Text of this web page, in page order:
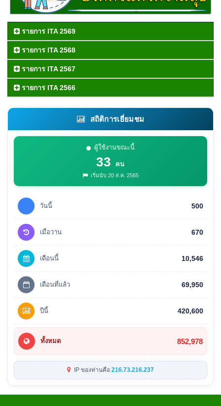
รายการ ITA 2569
รายการ ITA 2568
รายการ ITA 2567
รายการ ITA 2566
สถิติการเยี่ยมชม
ผู้ใช้งานขณะนี้
33 คน
เริ่มนับ 20 ส.ค. 2565
วันนี้ 500
เมื่อวาน 670
เดือนนี้ 10,546
เดือนที่แล้ว 69,950
ปีนี้ 420,600
ทั้งหมด 852,978
IP ของท่านคือ 216.73.216.237